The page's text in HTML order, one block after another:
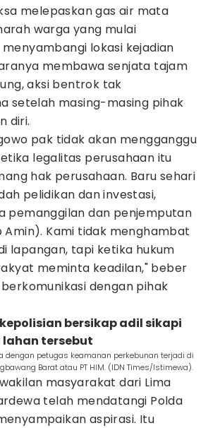
melepaskan gas air mata
warga yang mulai
lokasi kejadian
membawa senjata tajam
aksi bentrok tak
setelah masing-masing pihak
diri.
pak tidak akan mengganggu
legalitas perusahaan itu
hak perusahaan. Baru sehari
pelidikan dan investasi,
pemanggilan dan penjemputan
Kami tidak menghambat
lapangan, tapi ketika hukum
meminta keadilan," beber
dengan pihak
bersikap adil sikapi
lahan tersebut
dengan petugas keamanan perkebunan terjadi di
Barat atau PT HIM. (IDN Times/Istimewa).
masyarakat dari Lima
telah mendatangi Polda
aspirasi. Itu